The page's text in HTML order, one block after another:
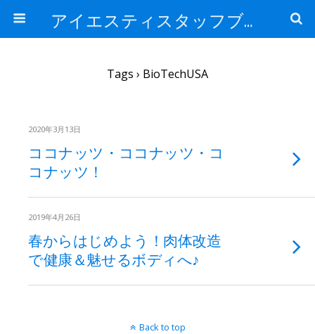
アイエスティスタッフブログ
Tags › BioTechUSA
2020年3月13日
ココナッツ・ココナッツ・コ
コナッツ！
2019年4月26日
春からはじめよう！肉体改造
で健康＆魅せるボディへ♪
Back to top